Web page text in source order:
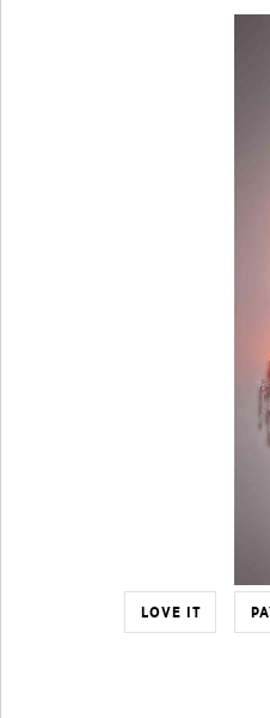
LOVE IT